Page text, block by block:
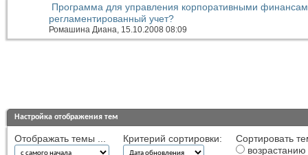
Программа для управления корпоративными
регламентированный учет?
Ромашина Диана, 15.10.2008 08:09
Настройка отображения тем
Отображать темы ... Критерий сортировки:
Сортировать
возрастанию